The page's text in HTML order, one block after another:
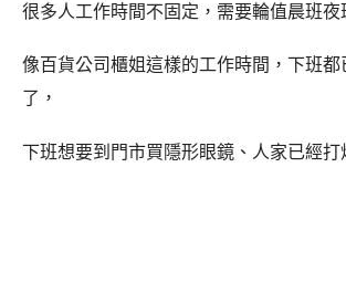
很多人工作時間不固定，需要輪值晨班夜
像百貨公司櫃姐這樣的工作時間，下班都
了，
下班想要到門市買隱形眼鏡、人家已經打